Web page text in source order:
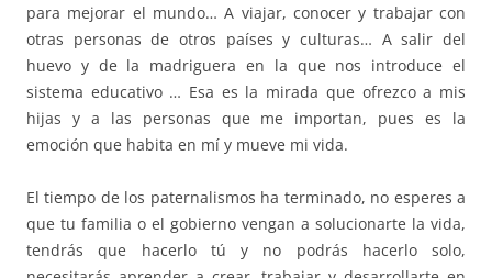
para mejorar el mundo… A viajar, conocer y trabajar con
otras personas de otros países y culturas… A salir del
huevo y de la madriguera en la que nos introduce el
sistema educativo … Esa es la mirada que ofrezco a mis
hijas y a las personas que me importan, pues es la
emoción que habita en mí y mueve mi vida.
El tiempo de los paternalismos ha terminado, no esperes a
que tu familia o el gobierno vengan a solucionarte la vida,
tendrás que hacerlo tú y no podrás hacerlo solo,